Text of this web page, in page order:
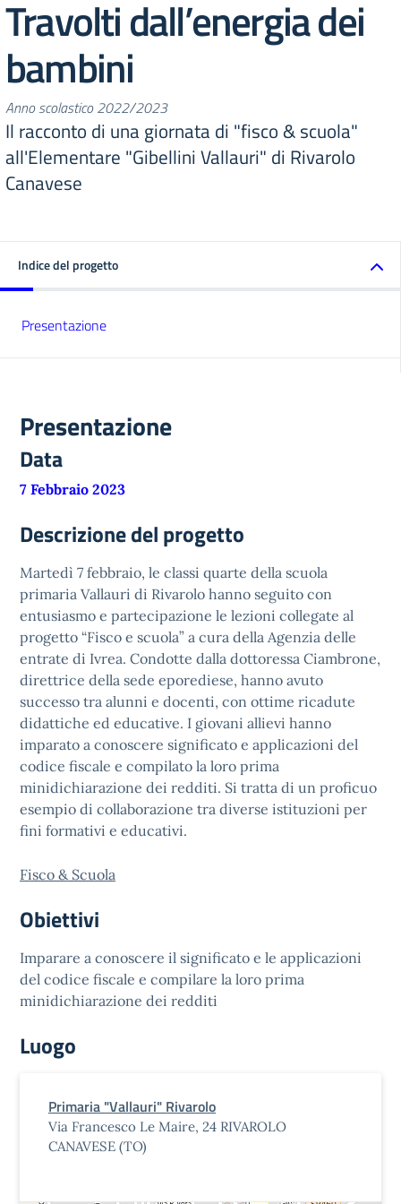
Travolti dall’energia dei
bambini
Anno scolastico 2022/2023
Il racconto di una giornata di "fisco & scuola"
all'Elementare "Gibellini Vallauri" di Rivarolo
Canavese
Indice del progetto
Presentazione
Presentazione
Data
7 Febbraio 2023
Descrizione del progetto
Martedì 7 febbraio, le classi quarte della scuola
primaria Vallauri di Rivarolo hanno seguito con
entusiasmo e partecipazione le lezioni collegate al
progetto “Fisco e scuola” a cura della Agenzia delle
entrate di Ivrea. Condotte dalla dottoressa Ciambrone,
direttrice della sede eporediese, hanno avuto
successo tra alunni e docenti, con ottime ricadute
didattiche ed educative. I giovani allievi hanno
imparato a conoscere significato e applicazioni del
codice fiscale e compilato la loro prima
minidichiarazione dei redditi. Si tratta di un proficuo
esempio di collaborazione tra diverse istituzioni per
fini formativi e educativi.
Fisco & Scuola
Obiettivi
Imparare a conoscere il significato e le applicazioni
del codice fiscale e compilare la loro prima
minidichiarazione dei redditi
Luogo
Primaria "Vallauri" Rivarolo
Via Francesco Le Maire, 24 RIVAROLO
CANAVESE (TO)